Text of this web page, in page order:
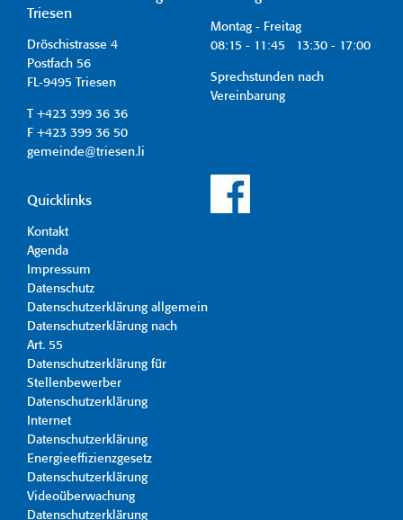
Triesen
Dröschistrasse 4
Postfach 56
FL-9495 Triesen
T +423 399 36 36
F +423 399 36 50
gemeinde@triesen.li
Montag - Freitag
08:15 - 11:45 13:30 - 17:00
Sprechstunden nach
Vereinbarung
Quicklinks
Kontakt
Agenda
Impressum
Datenschutz
Datenschutzerklärung allgemein
Datenschutzerklärung nach
Art. 55
Datenschutzerklärung für
Stellenbewerber
Datenschutzerklärung
Internet
Datenschutzerklärung
Energieeffizienzgesetz
Datenschutzerklärung
Videoüberwachung
Datenschutzerklärung